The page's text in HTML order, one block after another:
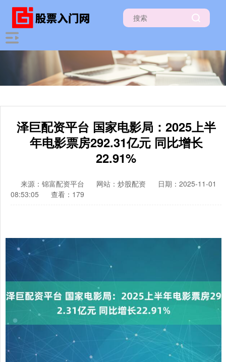
泽巨配资平台 国家电影局：2025上半
年电影票房292.31亿元 同比增长
22.91%
来源：锦富配资平台 网站：炒股配资
日期：2025-11-01
08:53:05
查看：179